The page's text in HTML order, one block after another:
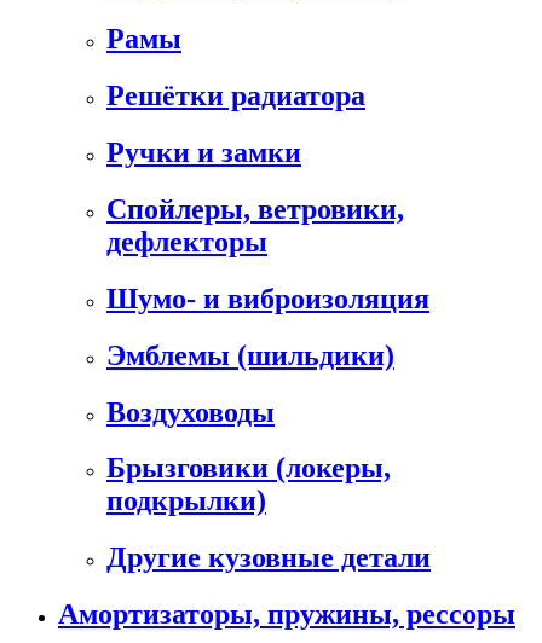
Рамы
Решётки радиатора
Ручки и замки
Спойлеры, ветровики,
дефлекторы
Шумо- и виброизоляция
Эмблемы (шильдики)
Воздуховоды
Брызговики (локеры,
подкрылки)
Другие кузовные детали
Амортизаторы, пружины, рессоры